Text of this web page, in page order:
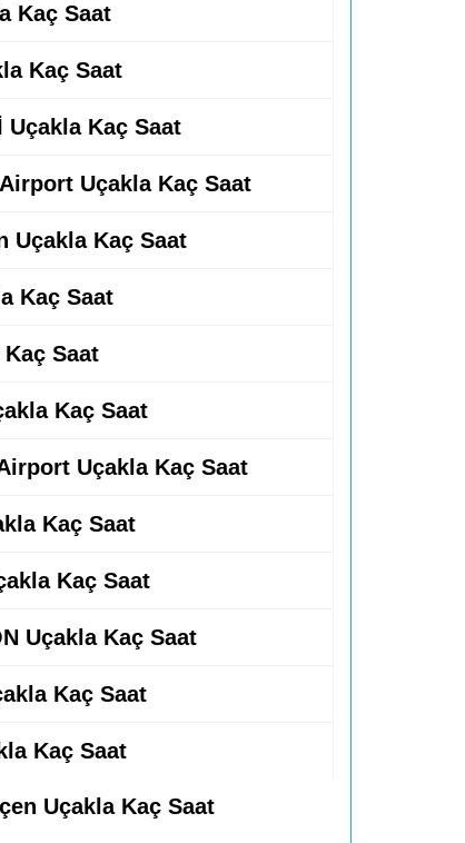
Kaç Saat
Kaç Saat
Uçakla Kaç Saat
Uçakla Kaç Saat
Uçakla Kaç Saat
Kaç Saat
Saat
Kaç Saat
Uçakla Kaç Saat
Kaç Saat
Kaç Saat
Uçakla Kaç Saat
Kaç Saat
Kaç Saat
Uçakla Kaç Saat